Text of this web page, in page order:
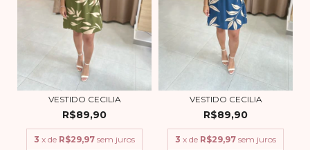
VESTIDO CECILIA
R$89,90
3 x de R$29,97 sem juros
VESTIDO CECILIA
R$89,90
3 x de R$29,97 sem juros